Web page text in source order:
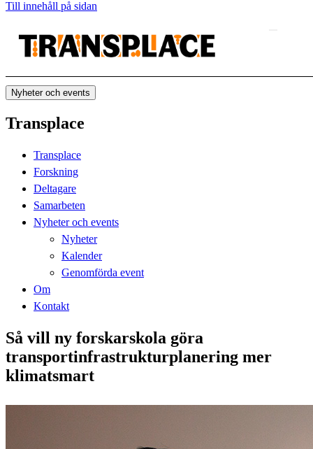
Till innehåll på sidan
Nyheter och events
Transplace
Transplace
Forskning
Deltagare
Samarbeten
Nyheter och events
Nyheter
Kalender
Genomförda event
Om
Kontakt
Så vill ny forskarskola göra
transportinfrastrukturplanering mer
klimatsmart